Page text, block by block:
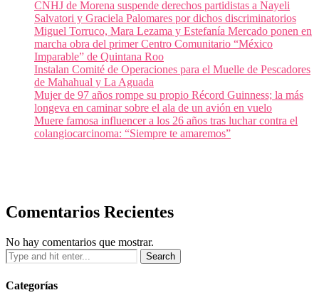
CNHJ de Morena suspende derechos partidistas a Nayeli
Salvatori y Graciela Palomares por dichos discriminatorios
Miguel Torruco, Mara Lezama y Estefanía Mercado ponen en
marcha obra del primer Centro Comunitario “México
Imparable” de Quintana Roo
Instalan Comité de Operaciones para el Muelle de Pescadores
de Mahahual y La Aguada
Mujer de 97 años rompe su propio Récord Guinness; la más
longeva en caminar sobre el ala de un avión en vuelo
Muere famosa influencer a los 26 años tras luchar contra el
colangiocarcinoma: “Siempre te amaremos”
Comentarios Recientes
No hay comentarios que mostrar.
Categorías